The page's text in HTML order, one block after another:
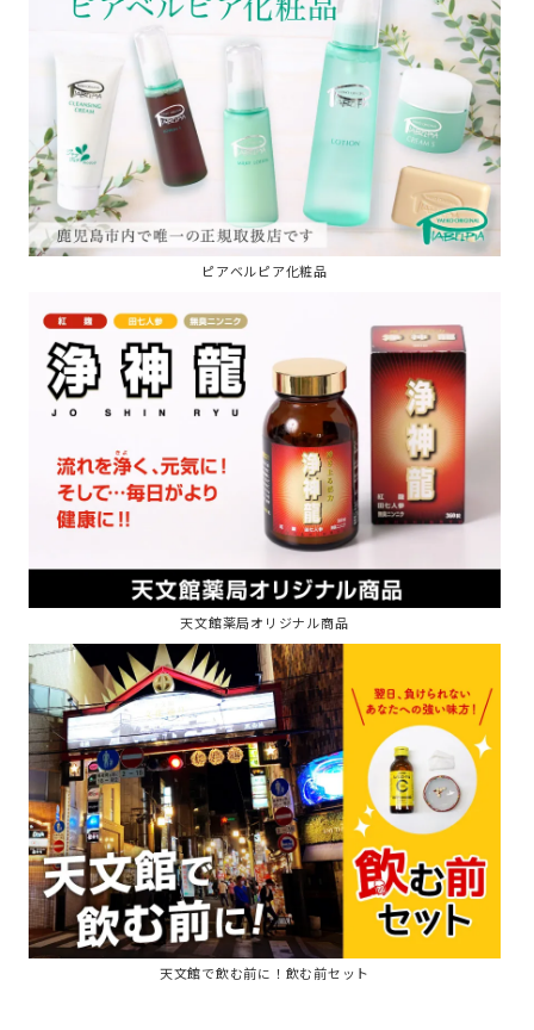
ピアベルピア化粧品
天文館薬局オリジナル商品
天文館で飲む前に！飲む前セット